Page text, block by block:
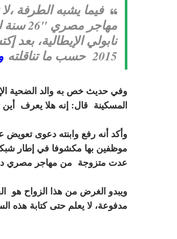
نابولي الإيطالية،
2015 حسب ما تناقلته
وفي حديث خص به والد الضحية
المسكينة قال: إنه هلا يعرف أين
وأكد أنه رفع وابنته دعوى تعويض
موظفين بها مكشوفا في إطار
عدت متزوجة من مهاجر مصري
ويبدو الغرض من هذا الزواح هو
مدفوعة، لا يعلم حتى كتابة هذه